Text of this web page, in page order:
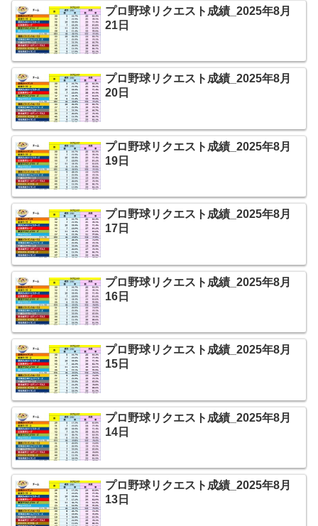
プロ野球リクエスト成績_2025年8月
21日
プロ野球リクエスト成績_2025年8月
20日
プロ野球リクエスト成績_2025年8月
19日
プロ野球リクエスト成績_2025年8月
17日
プロ野球リクエスト成績_2025年8月
16日
プロ野球リクエスト成績_2025年8月
15日
プロ野球リクエスト成績_2025年8月
14日
プロ野球リクエスト成績_2025年8月
13日